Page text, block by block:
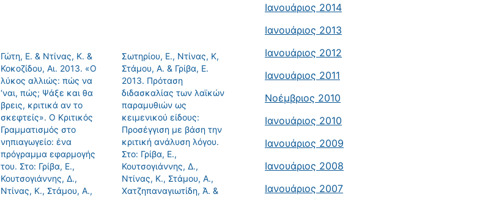
Γώτη, Ε. & Ντίνας, Κ. &
Κοκοζίδου, Αι. 2013. «Ο
λύκος αλλιώς: πώς να
‘ναι, πώς; Ψάξε και θα
βρεις, κριτικά αν το
σκεφτείς». Ο Κριτικός
Γραμματισμός στο
νηπιαγωγείο: ένα
πρόγραμμα εφαρμογής
του. Στο: Γρίβα, Ε.,
Κουτσογιάννης, Δ.,
Ντίνας, Κ., Στάμου, Α.,
Σωτηρίου, Ε., Ντίνας, Κ,
Στάμου, Α. & Γρίβα, Ε.
2013. Πρόταση
διδασκαλίας των λαϊκών
παραμυθιών ως
κειμενικού είδους:
Προσέγγιση με βάση την
κριτική ανάλυση λόγου.
Στο: Γρίβα, Ε.,
Κουτσογιάννης, Δ.,
Ντίνας, Κ., Στάμου, Α.,
Χατζηπαναγιωτίδη, Ά. &
Ιανουάριος 2014
Ιανουάριος 2013
Ιανουάριος 2012
Ιανουάριος 2011
Νοέμβριος 2010
Ιανουάριος 2010
Ιανουάριος 2009
Ιανουάριος 2008
Ιανουάριος 2007